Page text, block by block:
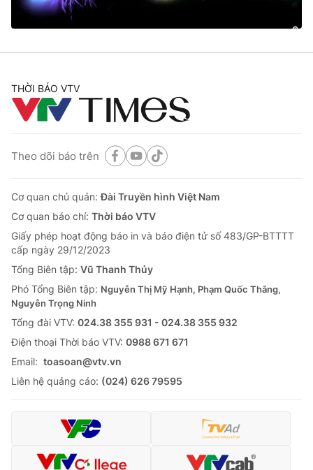
THỜI BÁO VTV
Theo dõi báo trên
Cơ quan chủ quản:Đài Truyền hình Việt Nam
Cơ quan báo chí: Thời báo VTV
Giấy phép hoạt động báo in và báo điện tử số 483/GP-BTTTT
cấp ngày 29/12/2023
Tổng Biên tập: Vũ Thanh Thủy
Phó Tổng Biên tập: Nguyễn Thị Mỹ Hạnh, Phạm Quốc Thắng,
Nguyễn Trọng Ninh
Tổng đài VTV: 024.38 355 931 - 024.38 355 932
Ðiện thoại Thời báo VTV: 0988 671 671
Email: toasoan@vtv.vn
Liên hệ quảng cáo: (024) 626 79595